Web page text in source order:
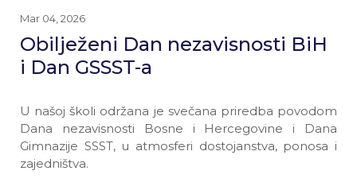
Mar 04, 2026
Obilježeni Dan nezavisnosti BiH
i Dan GSSST-a
U našoj školi održana je svečana priredba povodom
Dana nezavisnosti Bosne i Hercegovine i Dana
Gimnazije SSST, u atmosferi dostojanstva, ponosa i
zajedništva.